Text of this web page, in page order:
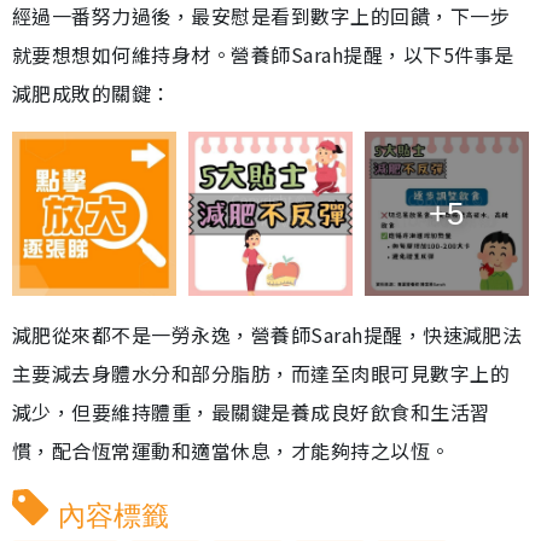
經過一番努力過後，最安慰是看到數字上的回饋，下一步
就要想想如何維持身材。營養師Sarah提醒，以下5件事是
減肥成敗的關鍵：
+5
減肥從來都不是一勞永逸，營養師Sarah提醒，快速減肥法
主要減去身體水分和部分脂肪，而達至肉眼可見數字上的
減少，但要維持體重，最關鍵是養成良好飲食和生活習
慣，配合恆常運動和適當休息，才能夠持之以恆。
內容標籤